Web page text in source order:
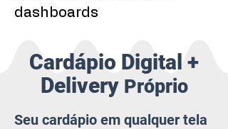
dashboards
Cardápio Digital +
Delivery Próprio
Seu cardápio em qualquer tela